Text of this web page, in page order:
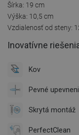
Šírka: 19 cm
Výška: 10,5 cm
Vzdialenosť od steny:
Inovatívne
Kov
Pevné
Skrytá montáž
PerfectClean